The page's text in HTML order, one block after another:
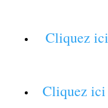
Cliquez
Cliquez ici